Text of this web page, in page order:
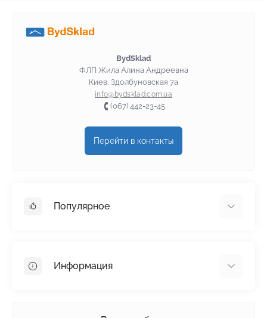
BydSklad
ФЛП Жила Алина Андреевна
Киев, Здолбуновская 7а
info@bydsklad.com.ua
(067) 442-23-45
Перейти в контакты
Популярное
Пенопласт
Информация